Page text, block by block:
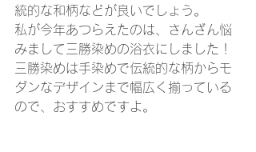
統的な和柄などが良いでしょう。
私が今年あつらえたのは、さんざん悩
みまして三勝染めの浴衣にしました！
三勝染めは手染めで伝統的な柄からモ
ダンなデザインまで幅広く揃っている
ので、おすすめですよ。